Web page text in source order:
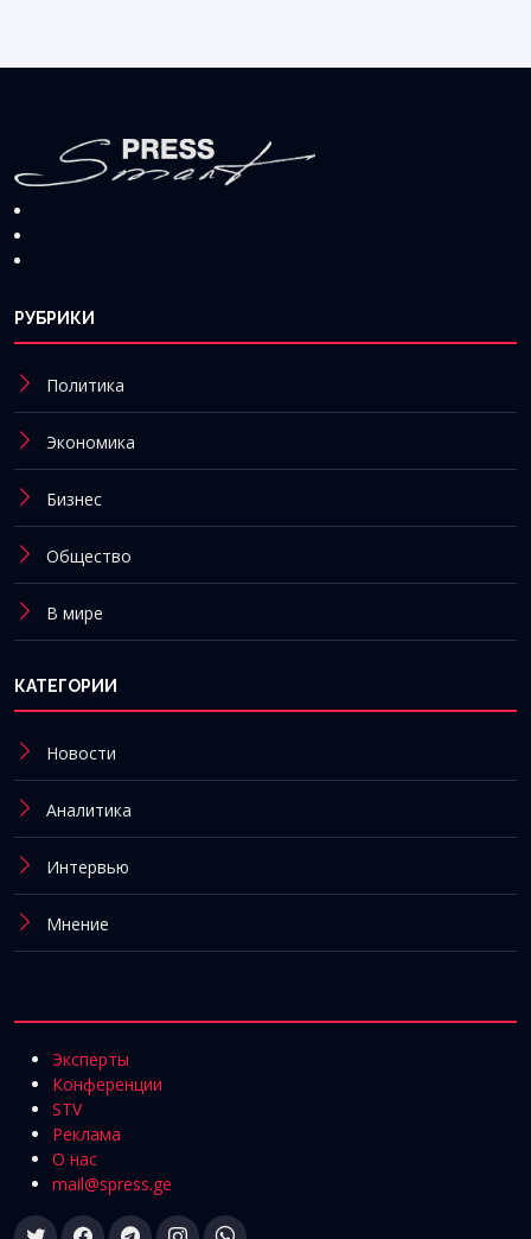
РУБРИКИ
Политика
Экономика
Бизнес
Общество
В мире
КАТЕГОРИИ
Новости
Аналитика
Интервью
Мнение
Эксперты
Конференции
STV
Реклама
О нас
mail@spress.ge